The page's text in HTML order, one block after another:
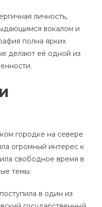
личность,
вокалом и
полна ярких
делают её одной из
городке на севере
огромный интерес к
свободное время в
темы.
в один из